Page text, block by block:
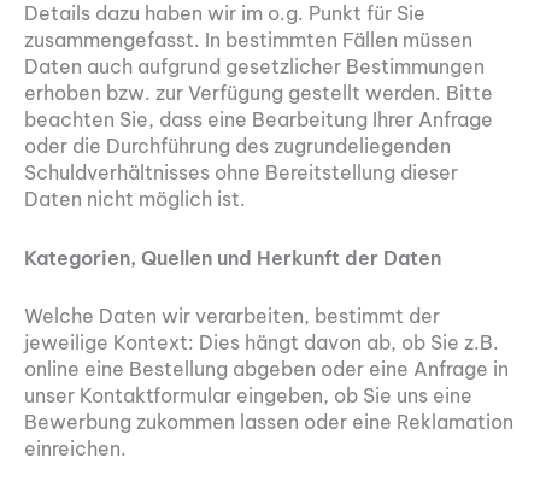
Details dazu haben wir im o.g. Punkt für Sie
zusammengefasst. In bestimmten Fällen müssen
Daten auch aufgrund gesetzlicher Bestimmungen
erhoben bzw. zur Verfügung gestellt werden. Bitte
beachten Sie, dass eine Bearbeitung Ihrer Anfrage
oder die Durchführung des zugrundeliegenden
Schuldverhältnisses ohne Bereitstellung dieser
Daten nicht möglich ist.
Kategorien, Quellen und Herkunft der Daten
Welche Daten wir verarbeiten, bestimmt der
jeweilige Kontext: Dies hängt davon ab, ob Sie z.B.
online eine Bestellung abgeben oder eine Anfrage in
unser Kontaktformular eingeben, ob Sie uns eine
Bewerbung zukommen lassen oder eine Reklamation
einreichen.